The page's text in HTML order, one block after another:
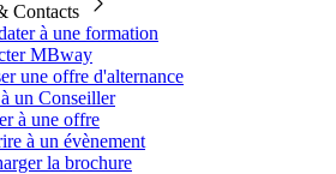
Contacts
à une formation
MBway
une offre d'alternance
un Conseiller
à une offre
à un évènement
la brochure